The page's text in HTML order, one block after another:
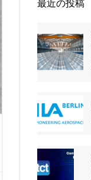
クス
最近の投稿